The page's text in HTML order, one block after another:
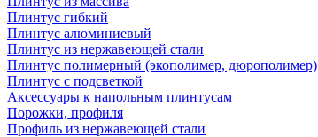
Плинтус гибкий
Плинтус алюминиевый
Плинтус из нержавеющей стали
Плинтус полимерный (экополимер, дюрополимер)
Плинтус с подсветкой
Аксессуары к напольным плинтусам
Порожки, профиля
Профиль из нержавеющей стали